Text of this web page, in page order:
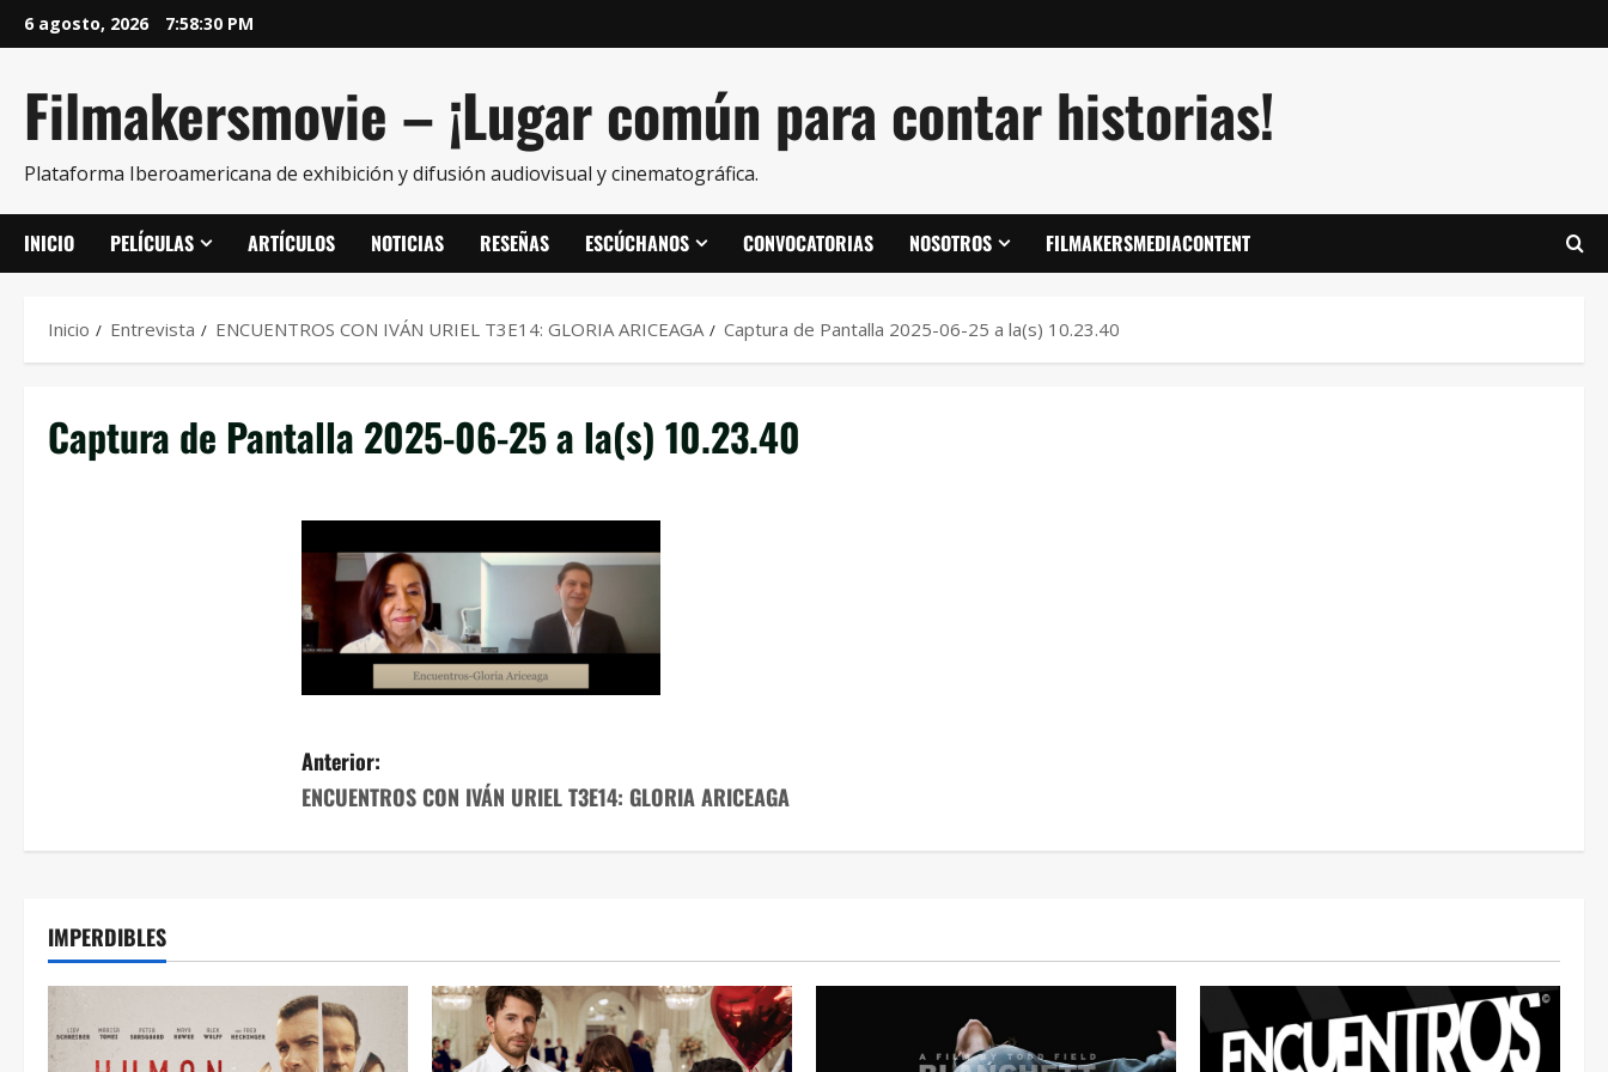
6 agosto, 2026 7:58:30 PM
Filmakersmovie – ¡Lugar común para contar historias!
Plataforma Iberoamericana de exhibición y difusión audiovisual y cinematográfica.
INICIO PELÍCULAS ARTÍCULOS NOTICIAS RESEÑAS ESCÚCHANOS CONVOCATORIAS NOSOTROS FILMAKERSMEDIACONTENT
Inicio Entrevista ENCUENTROS CON IVÁN URIEL T3E14: GLORIA ARICEAGA Captura de Pantalla 2025-06-25 a la(s) 10.23.40
Captura de Pantalla 2025-06-25 a la(s) 10.23.40
Anterior:
ENCUENTROS CON IVÁN URIEL T3E14: GLORIA ARICEAGA
IMPERDIBLES